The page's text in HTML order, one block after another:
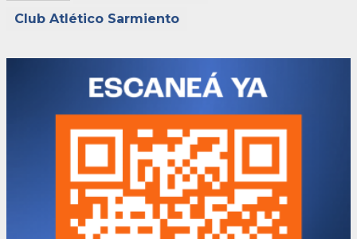
Club Atlético Sarmiento